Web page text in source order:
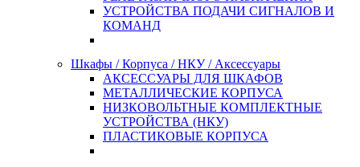
УСТРОЙСТВА ПОДАЧИ СИГНАЛОВ И
КОМАНД
Шкафы / Корпуса / НКУ / Аксессуары
АКСЕССУАРЫ ДЛЯ ШКАФОВ
МЕТАЛЛИЧЕСКИЕ КОРПУСА
НИЗКОВОЛЬТНЫЕ КОМПЛЕКТНЫЕ
УСТРОЙСТВА (НКУ)
ПЛАСТИКОВЫЕ КОРПУСА